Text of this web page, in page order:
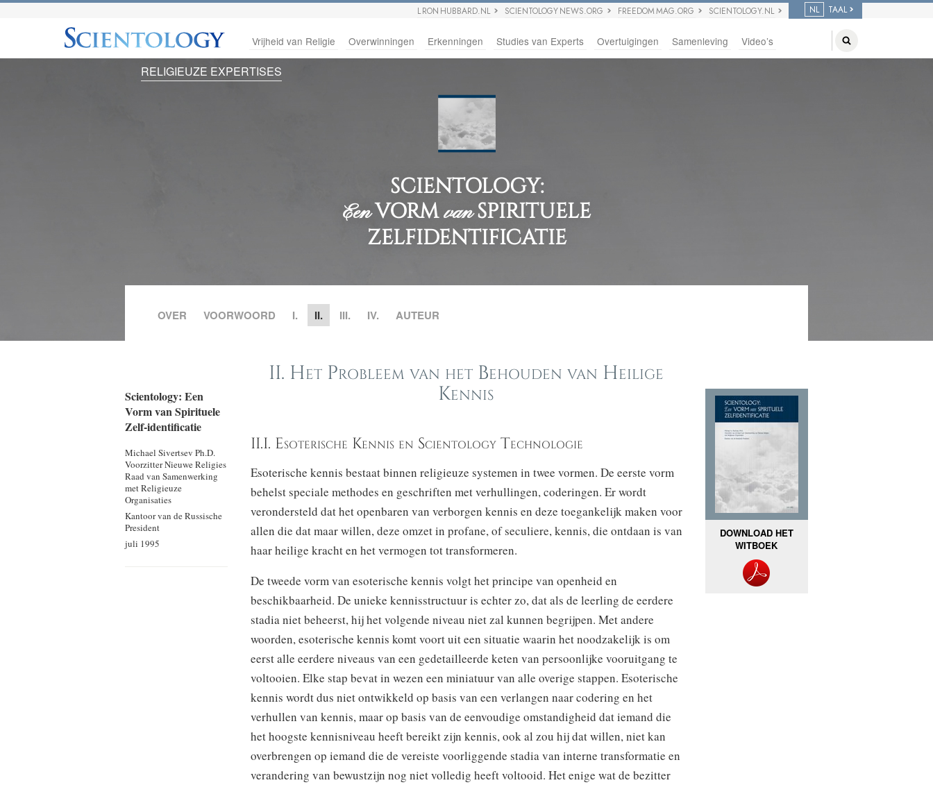
L RON HUBBARD.NL SCIENTOLOGY NEWS.ORG FREEDOM MAG.ORG SCIENTOLOGY.NL NL TAAL
Vrijheid van Religie Overwinningen Erkenningen Studies van Experts Overtuigingen Samenleving Video’s
RELIGIEUZE EXPERTISES
SCIENTOLOGY:
EenVORMvanSPIRITUELE
ZELFIDENTIFICATIE
OVER VOORWOORD I. II. III. IV. AUTEUR
Scientology: Een
Vorm van Spirituele
Zelf-identificatie
Michael Sivertsev Ph.D.
Voorzitter Nieuwe Religies
Raad van Samenwerking
met Religieuze
Organisaties
Kantoor van de Russische
President
juli 1995
II. Het Probleem van het Behouden van Heilige
Kennis
II.I. Esoterische Kennis en Scientology Technologie
Esoterische kennis bestaat binnen religieuze systemen in twee vormen. De eerste vorm
behelst speciale methodes en geschriften met verhullingen, coderingen. Er wordt
verondersteld dat het openbaren van verborgen kennis en deze toegankelijk maken voor
allen die dat maar willen, deze omzet in profane, of seculiere, kennis, die ontdaan is van
haar heilige kracht en het vermogen tot transformeren.
De tweede vorm van esoterische kennis volgt het principe van openheid en
beschikbaarheid. De unieke kennisstructuur is echter zo, dat als de leerling de eerdere
stadia niet beheerst, hij het volgende niveau niet zal kunnen begrijpen. Met andere
woorden, esoterische kennis komt voort uit een situatie waarin het noodzakelijk is om
eerst alle eerdere niveaus van een gedetailleerde keten van persoonlijke vooruitgang te
voltooien. Elke stap bevat in wezen een miniatuur van alle overige stappen. Esoterische
kennis wordt dus niet ontwikkeld op basis van een verlangen naar codering en het
verhullen van kennis, maar op basis van de eenvoudige omstandigheid dat iemand die
het hoogste kennisniveau heeft bereikt zijn kennis, ook al zou hij dat willen, niet kan
overbrengen op iemand die de vereiste voorliggende stadia van interne transformatie en
verandering van bewustzijn nog niet volledig heeft voltooid. Het enige wat de bezitter
DOWNLOAD HET
WITBOEK